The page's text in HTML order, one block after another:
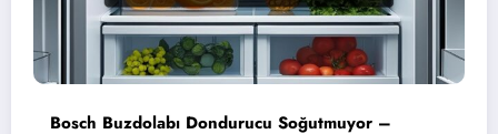
Bosch Buzdolabı Dondurucu Soğutmuyor –